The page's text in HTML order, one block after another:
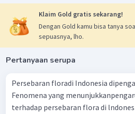
Klaim Gold gratis sekarang!
Dengan Gold kamu bisa tanya
sepuasnya, lho.
Pertanyaan serupa
Persebaran floradi Indonesia
Fenomena yang
terhadap persebaran flora di